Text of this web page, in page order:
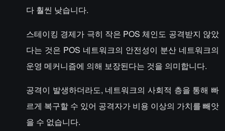
다 훨씬 낮습니다.
스테이킹 경제가 극히 작은 POS 체인도 공격받지 않았
다는 것은 POS 네트워크의 안전성이 분산 네트워크의
운영 메커니즘에 의해 보장된다는 것을 의미합니다.
공격이 발생하더라도, 네트워크의 사회적 층을 통해 빠
르게 복구할 수 있어 공격자가 비용 이상의 가치를 빼앗
을 수 없습니다.